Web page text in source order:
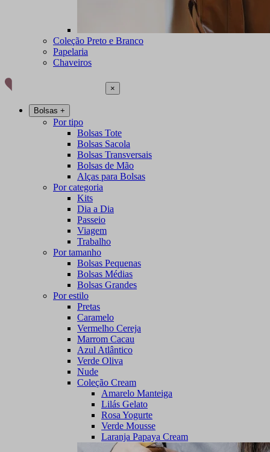
Coleção Preto e Branco
Papelaria
Chaveiros
×
Bolsas +
Por tipo
Bolsas Tote
Bolsas Sacola
Bolsas Transversais
Bolsas de Mão
Alças para Bolsas
Por categoria
Kits
Dia a Dia
Passeio
Viagem
Trabalho
Por tamanho
Bolsas Pequenas
Bolsas Médias
Bolsas Grandes
Por estilo
Pretas
Caramelo
Vermelho Cereja
Marrom Cacau
Azul Atlântico
Verde Oliva
Nude
Coleção Cream
Amarelo Manteiga
Lilás Gelato
Rosa Yogurte
Verde Mousse
Laranja Papaya Cream